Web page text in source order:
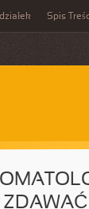
Spis